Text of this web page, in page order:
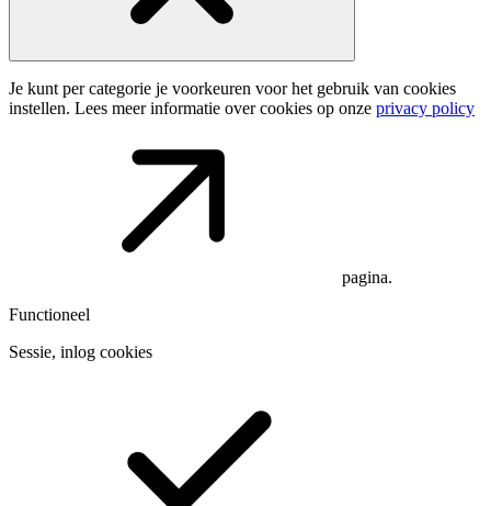
Je kunt per categorie je voorkeuren voor het gebruik van cookies
instellen. Lees meer informatie over cookies op onze privacy policy
pagina.
Functioneel
Sessie, inlog cookies